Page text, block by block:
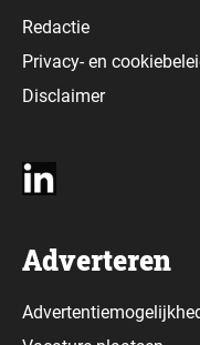
Redactie
Privacy-en
Disclaimer
Adverteren